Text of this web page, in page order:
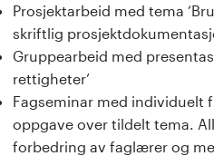
Prosjektarbeid med tema
skriftlig
Gruppearbeid med
rettigheter’
Fagseminar med
oppgave over tildelt tema.
forbedring av faglærer og